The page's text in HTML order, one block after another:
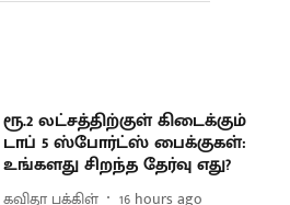
ரூ.2 லட்சத்திற்குள் கிடைக்கும்
டாப் 5 ஸ்போர்ட்ஸ் பைக்குகள்:
உங்களது சிறந்த தேர்வு எது?
கவிதா பக்கிள் 16 hours ago